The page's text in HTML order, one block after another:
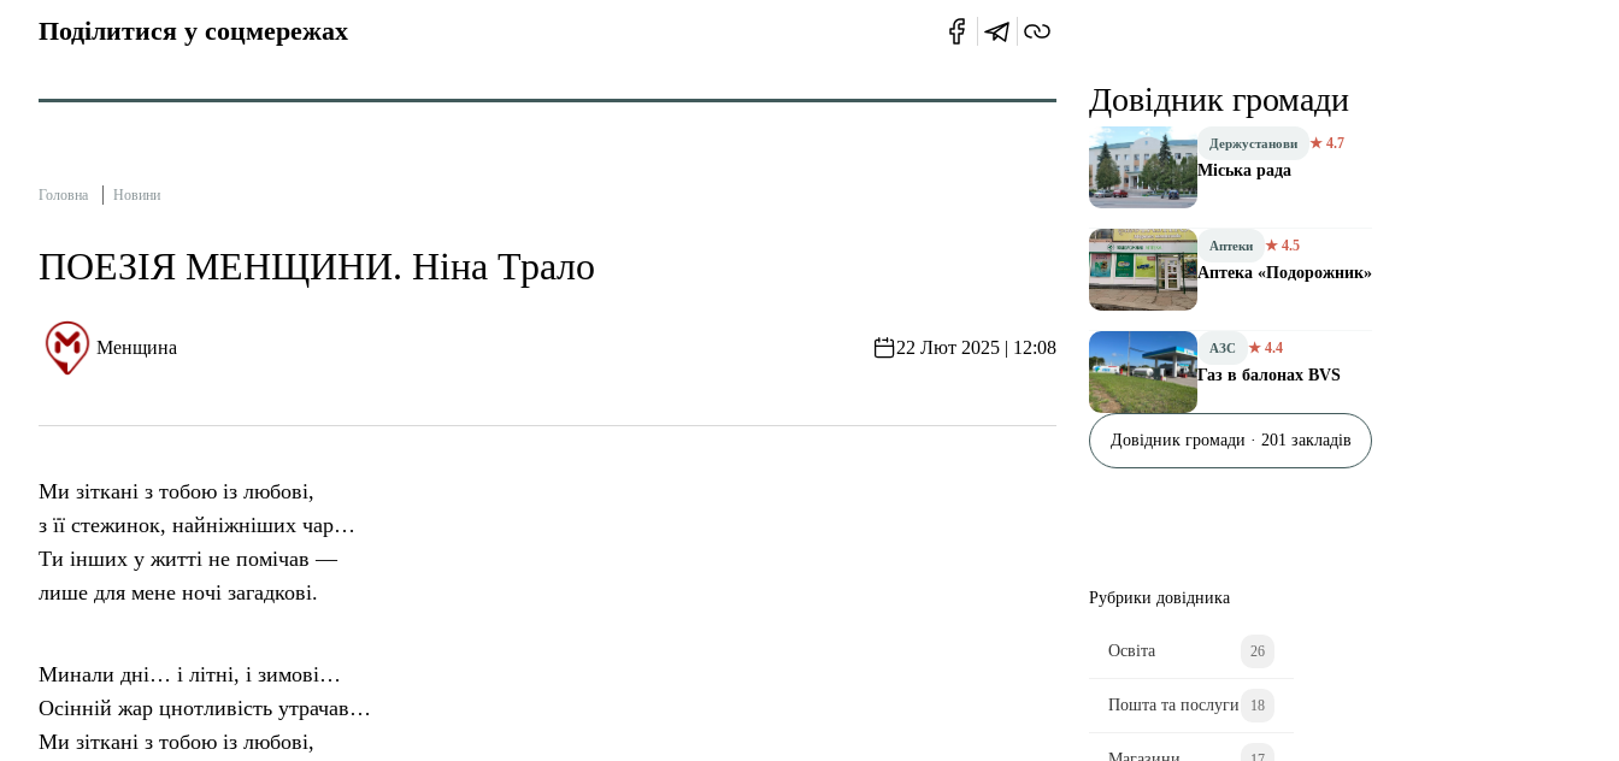
Поділитися у соцмережах
Головна Новини
ПОЕЗІЯ МЕНЩИНИ. Ніна Трало
Менщина 22 Лют 2025 | 12:08
Ми зіткані з тобою із любові,
з її стежинок, найніжніших чар…
Ти інших у житті не помічав —
лише для мене ночі загадкові.
Минали дні… і літні, і зимові…
Осінній жар цнотливість утрачав…
Ми зіткані з тобою із любові,
Довідник громади
Держустанови ★ 4.7
Міська рада
Аптеки ★ 4.5
Аптека «Подорожник»
АЗС ★ 4.4
Газ в балонах BVS
Довідник громади · 201 закладів
Рубрики довідника
Освіта 26
Пошта та послуги 18